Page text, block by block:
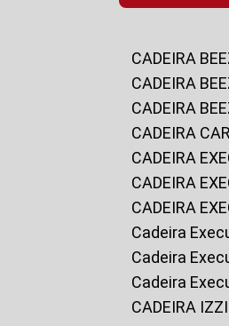
CADEIRA
CADEIRA
CADEIRA
CADEIRA
CADEIRA
CADEIRA
CADEIRA
Cadeira
Cadeira
Cadeira
CADEIRA